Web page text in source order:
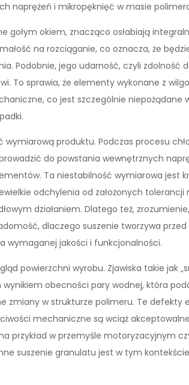
naprężeń i mikropęknięć w masie
gołym okiem, znacząco osłabiają
na rozciąganie, co oznacza, że
Podobnie, jego udarność, czyli zdolność
To sprawia, że elementy wykonane z
co jest szczególnie niepożądane
produktu. Podczas procesu
do powstania wewnętrznych
Ta niestabilność wymiarowa jest
odchylenia od założonych tolerancji
działaniem. Dlatego też,
dlaczego suszenie tworzywa
wymaganej jakości i funkcjonalności.
powierzchni wyrobu. Zjawiska takie jak
obecności pary wodnej, która
zmiany w strukturze polimeru. Te defekty
mechaniczne są wciąż
przykład w przemyśle motoryzacyjnym
suszenie granulatu jest w tym